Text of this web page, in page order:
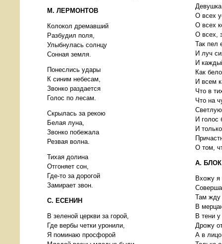
М. ЛЕРМОНТОВ
Колокол дремавший
Разбудил поля,
Улыбнулась солнцу
Сонная земля.
Понеслись удары
К синим небесам,
Звонко раздается
Голос по лесам.
Скрылась за рекою
Белая луна,
Звонко побежала
Резвая волна.
Тихая долина
Отгоняет сон,
Где-то за дорогой
Замирает звон.
С. ЕСЕНИН
В зеленой церкви за горой,
Где вербы четки уронили,
Я поминаю просфорой
О всех
О всех
О всех,
Так пел
И луч
И
Как
И всем
Что в
Что на
И голос
И
О том,
А. БЛОК
Вхожу
Там жду
В
В тени
Дрожу
А в